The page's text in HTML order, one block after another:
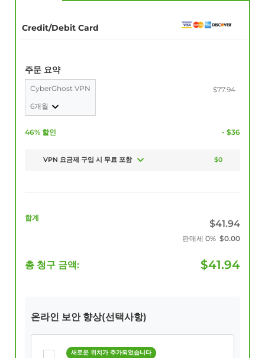
Credit/Debit Card
주문 요약
CyberGhost VPN
6개월
$77.94
46% 할인 - $36
VPN 요금제 구입 시 무료 포함 $0
합계
$41.94
판매세 0% $0.00
총 청구 금액: $41.94
온라인 보안 향상(선택사항)
새로운 위치가 추가되었습니다